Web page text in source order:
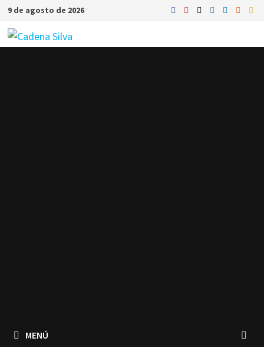
Saltar
contenido
9 de agosto de 2026
MENÚ